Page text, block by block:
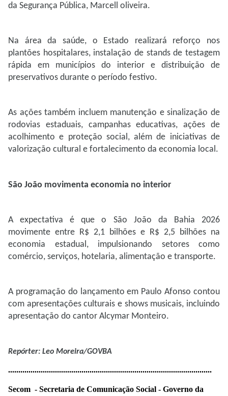
da Segurança Pública, Marcell oliveira.
Na área da saúde, o Estado realizará reforço nos
plantões hospitalares, instalação de stands de testagem
rápida em municípios do interior e distribuição de
preservativos durante o período festivo.
As ações também incluem manutenção e sinalização de
rodovias estaduais, campanhas educativas, ações de
acolhimento e proteção social, além de iniciativas de
valorização cultural e fortalecimento da economia local.
São João movimenta economia no interior
A expectativa é que o São João da Bahia 2026
movimente entre R$ 2,1 bilhões e R$ 2,5 bilhões na
economia estadual, impulsionando setores como
comércio, serviços, hotelaria, alimentação e transporte.
A programação do lançamento em Paulo Afonso contou
com apresentações culturais e shows musicais, incluindo
apresentação do cantor Alcymar Monteiro.
Repórter: Leo Moreira/GOVBA
....................................................................................................
Secom - Secretaria de Comunicação Social - Governo da